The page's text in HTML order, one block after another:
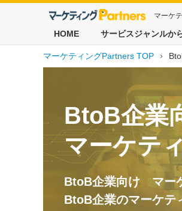
マーケ
HOME サービスジャンルか
マーケティングPartners TOP
BtoB企業
マーケテ
BtoB企業向け マー
BtoB企業のマーケテ